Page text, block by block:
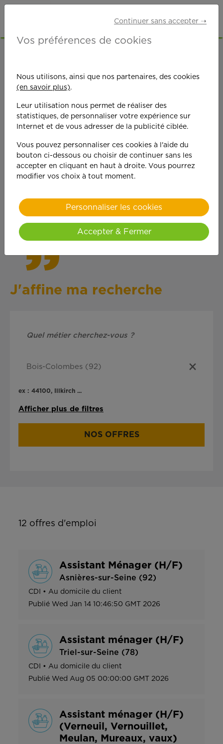
On est toujours plus
performant
quand on y met du
cœur !
J'affine ma recherche
ex : 44100, Illkirch ...
Afficher plus de filtres
NOS OFFRES
12 offres d'emploi
Assistant Ménager (H/F)
Asnières-sur-Seine (92)
CDI • Au domicile du client
Publié Wed Jan 14 10:46:50 GMT 2026
Assistant ménager (H/F)
Triel-sur-Seine (78)
CDI • Au domicile du client
Publié Wed Aug 05 00:00:00 GMT 2026
Assistant ménager (H/F)
(Verneuil, Vernouillet,
Meulan, Mureaux, vaux)
Continuer sans accepter ➝
Vos préférences de cookies
Nous utilisons, ainsi que nos partenaires, des cookies
(en savoir plus).
Leur utilisation nous permet de réaliser des
statistiques, de personnaliser votre expérience sur
Internet et de vous adresser de la publicité ciblée.
Vous pouvez personnaliser ces cookies à l'aide du
bouton ci-dessous ou choisir de continuer sans les
accepter en cliquant en haut à droite. Vous pourrez
modifier vos choix à tout moment.
Personnaliser les cookies
Accepter & Fermer